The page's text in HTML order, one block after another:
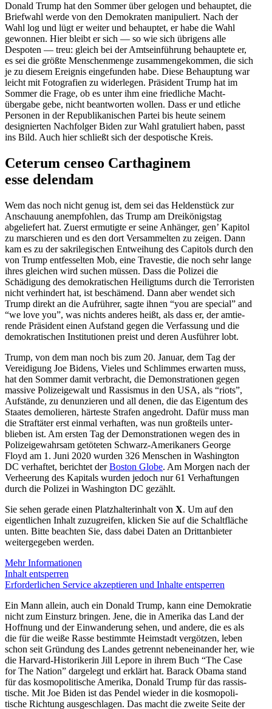
Donald Trump hat den Sommer über gelogen und behauptet, die
Briefwahl werde von den Demokraten manipu­liert. Nach der
Wahl log und lügt er weiter und behauptet, er habe die Wahl
gewonnen. Hier bleibt er sich — so wie sich übrigens alle
Despoten — treu: gleich bei der Amtsein­führung behauptete er,
es sei die größte Menschen­menge zusam­men­ge­kommen, die sich
je zu diesem Ereignis einge­funden habe. Diese Behauptung war
leicht mit Fotografien zu wider­legen. Präsident Trump hat im
Sommer die Frage, ob es unter ihm eine fried­liche Macht­
übergabe gebe, nicht beant­worten wollen. Dass er und etliche
Personen in der Republi­ka­ni­schen Partei bis heute seinem
designierten Nachfolger Biden zur Wahl gratu­liert haben, passt
ins Bild. Auch hier schließt sich der despo­tische Kreis.
Ceterum censeo Cartha­ginem
esse delendam
Wem das noch nicht genug ist, dem sei das Helden­stück zur
Anschauung anemp­fohlen, das Trump am Dreikö­nigstag
abgeliefert hat. Zuerst ermutigte er seine Anhänger, gen’ Kapitol
zu marschieren und es den dort Versam­melten zu zeigen. Dann
kam es zu der sakri­le­gi­schen Entweihung des Capitols durch den
von Trump entfes­selten Mob, eine Travestie, die noch sehr lange
ihres gleichen wird suchen müssen. Dass die Polizei die
Schädigung des demokra­ti­schen Heiligtums durch die Terro­risten
nicht verhindert hat, ist beschämend. Dann aber wendet sich
Trump direkt an die Aufrührer, sagte ihnen “you are special” and
“we love you”, was nichts anderes heißt, als dass er, der amtie­
rende Präsident einen Aufstand gegen die Verfassung und die
demokra­ti­schen Insti­tu­tionen preist und deren Ausführer lobt.
Trump, von dem man noch bis zum 20. Januar, dem Tag der
Verei­digung Joe Bidens, Vieles und Schlimmes erwarten muss,
hat den Sommer damit verbracht, die Demons­tra­tionen gegen
massive Polizei­gewalt und Rassismus in den USA, als “riots”,
Aufstände, zu denun­zieren und all denen, die das Eigentum des
Staates demolieren, härteste Strafen angedroht. Dafür muss man
die Straf­täter erst einmal verhaften, was nun großteils unter­
blieben ist. Am ersten Tag der Demons­tra­tionen wegen des in
Polizei­ge­wahrsam getöteten Schwarz-Ameri­kaners George
Floyd am 1. Juni 2020 wurden 326 Menschen in Washington
DC verhaftet, berichtet derBoston Globe. Am Morgen nach der
Verheerung des Kapitals wurden jedoch nur 61 Verhaf­tungen
durch die Polizei in Washington DC gezählt.
Sie sehen gerade einen Platzhalterinhalt von X. Um auf den
eigentlichen Inhalt zuzugreifen, klicken Sie auf die Schaltfläche
unten. Bitte beachten Sie, dass dabei Daten an Drittanbieter
weitergegeben werden.
Mehr Informationen
Inhalt entsperren
Erforderlichen Service akzeptieren und Inhalte entsperren
Ein Mann allein, auch ein Donald Trump, kann eine Demokratie
nicht zum Einsturz bringen. Jene, die in Amerika das Land der
Hoffnung und der Einwan­derung sehen, und andere, die es als
die für die weiße Rasse bestimmte Heimstadt vergötzen, leben
schon seit Gründung des Landes getrennt neben­ein­ander her, wie
die Harvard-Histo­ri­kerin Jill Lepore in ihrem Buch “The Case
for The Nation” dargelegt und erklärt hat. Barack Obama stand
für das kosmo­po­li­tische Amerika, Donald Trump für das rassis­
tische. Mit Joe Biden ist das Pendel wieder in die kosmo­po­li­
tische Richtung ausge­schlagen. Das macht die zweite Seite der